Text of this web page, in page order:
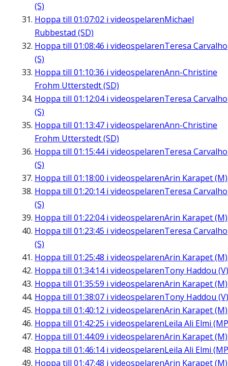
(S)
Hoppa till 01:07:02 i videospelarenMichael
Rubbestad (SD)
Hoppa till 01:08:46 i videospelarenTeresa Carvalho
(S)
Hoppa till 01:10:36 i videospelarenAnn-Christine
Frohm Utterstedt (SD)
Hoppa till 01:12:04i videospelarenTeresa Carvalho
(S)
Hoppa till 01:13:47 i videospelarenAnn-Christine
Frohm Utterstedt (SD)
Hoppa till 01:15:44i videospelarenTeresa Carvalho
(S)
Hoppa till 01:18:00 i videospelarenArin Karapet (M)
Hoppa till 01:20:14i videospelarenTeresa Carvalho
(S)
Hoppa till 01:22:04i videospelarenArin Karapet (M)
Hoppa till 01:23:45 i videospelarenTeresa Carvalho
(S)
Hoppa till 01:25:48 i videospelarenArin Karapet (M)
Hoppa till 01:34:14i videospelarenTony Haddou (V)
Hoppa till 01:35:59 i videospelarenArin Karapet (M)
Hoppa till 01:38:07 i videospelarenTony Haddou (V)
Hoppa till 01:40:12 i videospelarenArin Karapet (M)
Hoppa till 01:42:25 i videospelarenLeila Ali Elmi
Hoppa till 01:44:09 i videospelarenArin Karapet (M)
Hoppa till 01:46:14i videospelarenLeila Ali Elmi
Hoppa till 01:47:48 i videospelarenArin Karapet (M)